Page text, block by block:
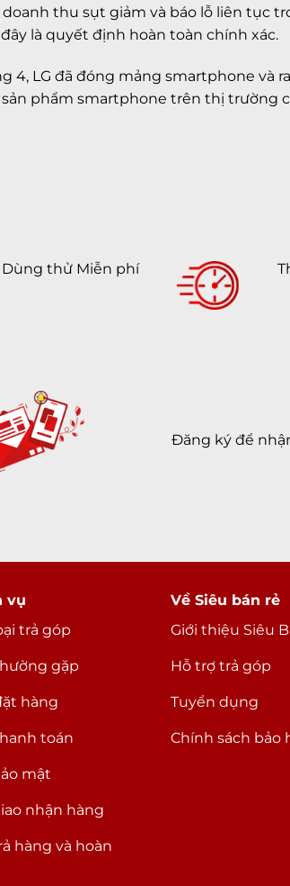
thu sụt giảm và báo lỗ liên tục
là quyết định hoàn toàn chính xác.
4, LG đã đóng mảng smartphone và
sản phẩm smartphone trên thị trường
Dùng thử Miễn phí
Đăng ký để
vụ
trả góp
gặp
hàng
toán
mật
nhận hàng
hàng và hoàn
Về Siêu bán rẻ
Giới thiệu Siêu
Hỗ trợ trả góp
Tuyển dụng
Chính sách bảo